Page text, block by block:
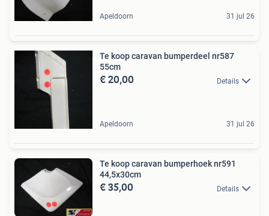
Apeldoorn 31 jul 26
Te koop caravan bumperdeel nr587
55cm
€ 20,00 Details
Apeldoorn 31 jul 26
Te koop caravan bumperhoek nr591
44,5x30cm
€ 35,00 Details